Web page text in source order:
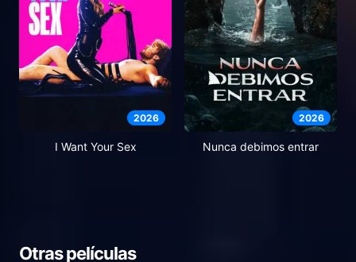
2026
I Want Your Sex
2026
Nunca debimos entrar
Otras películas